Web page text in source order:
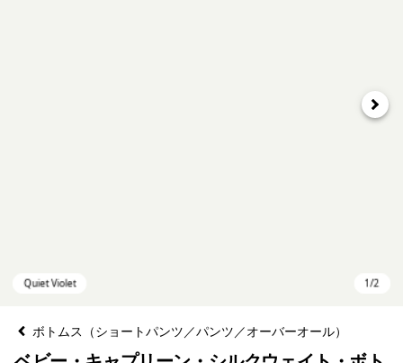
次へ
ボトムス（ショートパンツ／パンツ／オーバーオール）